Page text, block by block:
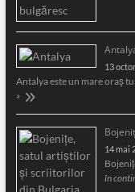
13
Antalya este un mare oraş
»
14 mai
în